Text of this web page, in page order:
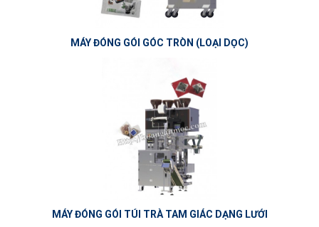
MÁY ĐÓNG GÓI GÓC TRÒN (LOẠI DỌC)
MÁY ĐÓNG GÓI TÚI TRÀ TAM GIÁC DẠNG LƯỚI